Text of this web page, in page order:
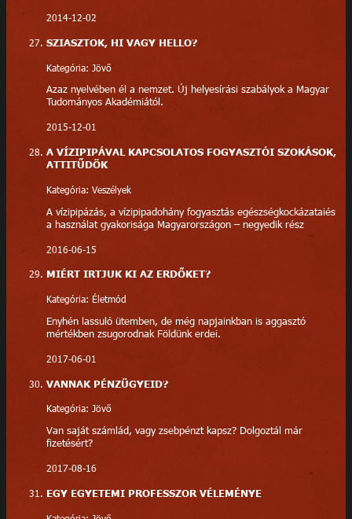
2014-12-02
SZIASZTOK, HI VAGY HELLO?
Kategória: Jövő
Azaz nyelvében él a nemzet. Új helyesírási szabályok a Magyar
Tudományos Akadémiától.
2015-12-01
A VÍZIPIPÁVAL KAPCSOLATOS FOGYASZTÓI SZOKÁSOK,
ATTITŰDÖK
Kategória: Veszélyek
A vízipipázás, a vízipipadohány fogyasztás egészségkockázataiés
a használat gyakorisága Magyarországon – negyedik rész
2016-06-15
MIÉRT IRTJUK KI AZ ERDŐKET?
Kategória: Életmód
Enyhén lassuló ütemben, de még napjainkban is aggasztó
mértékben zsugorodnak Földünk erdei.
2017-06-01
VANNAK PÉNZÜGYEID?
Kategória: Jövő
Van saját számlád, vagy zsebpénzt kapsz? Dolgoztál már
fizetésért?
2017-08-16
EGY EGYETEMI PROFESSZOR VÉLEMÉNYE